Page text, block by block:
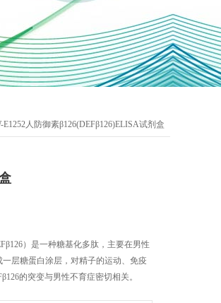
E1252人防御素β126(DEFβ126)ELISA试剂盒
）是一种糖基化多肽，主要在男性
层糖蛋白涂层，对精子的运动、免疫
的突变与男性不育症密切相关。